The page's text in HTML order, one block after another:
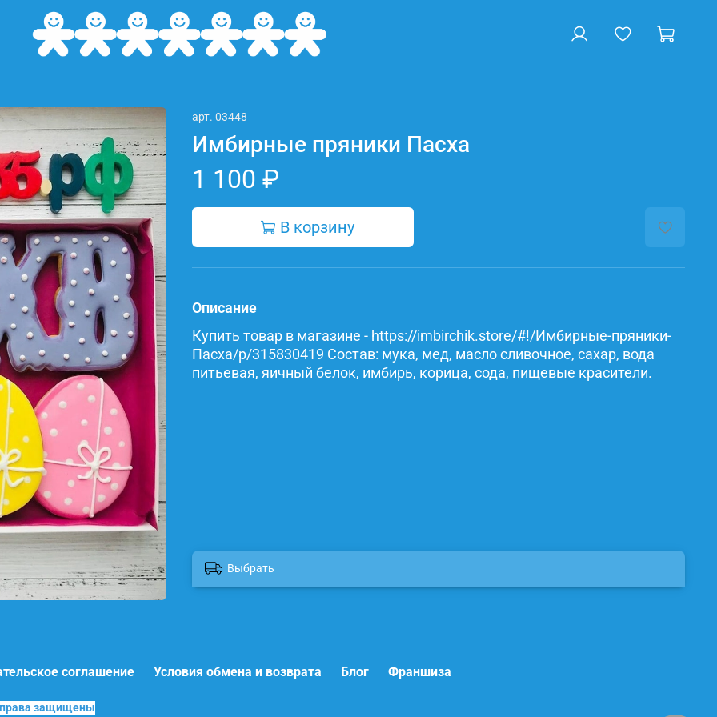
арт. 03448
Имбирные пряники Пасха
1 100 ₽
В корзину
Описание
Купить товар в магазине - https://imbirchik.store/#!/Имбирные-пряники-
Пасха/p/315830419 Состав: мука, мед, масло сливочное, сахар, вода
питьевая, яичный белок, имбирь, корица, сода, пищевые красители.
Выбрать
соглашение Условия обмена и возврата Блог Франшиза
права защищены